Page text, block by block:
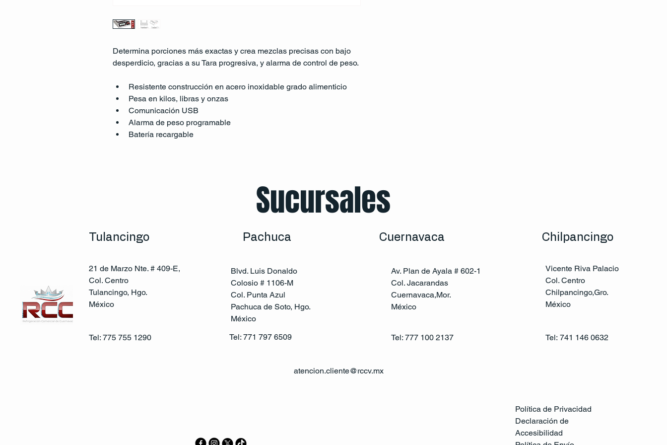
Determina porciones más exactas y crea mezclas precisas con bajo
desperdicio, gracias a su Tara progresiva, y alarma de control de peso.
Resistente construcción en acero inoxidable grado alimenticio
Pesa en kilos, libras y onzas
Comunicación USB
Alarma de peso programable
Batería recargable
Sucursales
Tulancingo
21 de Marzo Nte. # 409-E,
Col. Centro
Tulancingo, Hgo.
México
Tel: 775 755 1290
Blvd. Luis Donaldo
Colosio # 1106-M
Col. Punta Azul
Pachuca de Soto, Hgo.
México
Tel: 771 797 6509
Av. Plan de Ayala # 602-1
Col. Jacarandas
Cuernavaca,Mor.
México
Tel: 777 100 2137
Chilpancingo
Vicente Riva Palacio
Col. Centro
Chilpancingo,Gro.
México
Tel: 741 146 0632
Pachuca Cuernavaca
Política de Privacidad
Declaración de
Accesibilidad
atencion.cliente@rccv.mx